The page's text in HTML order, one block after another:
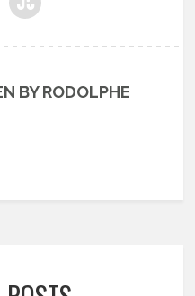
BY RODOLPHE